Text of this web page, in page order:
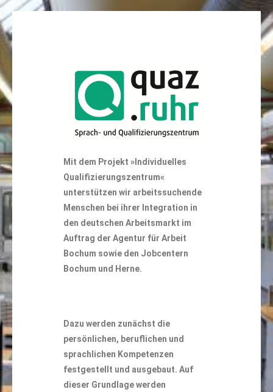
Mit dem Projekt »Individuelles
Qualifizierungszentrum«
unterstützen wir arbeitssuchende
Menschen bei ihrer Integration in
den deutschen Arbeitsmarkt im
Auftrag der Agentur für Arbeit
Bochum sowie den Jobcentern
Bochum und Herne.
Dazu werden zunächst die
persönlichen, beruflichen und
sprachlichen Kompetenzen
festgestellt und ausgebaut. Auf
dieser Grundlage werden